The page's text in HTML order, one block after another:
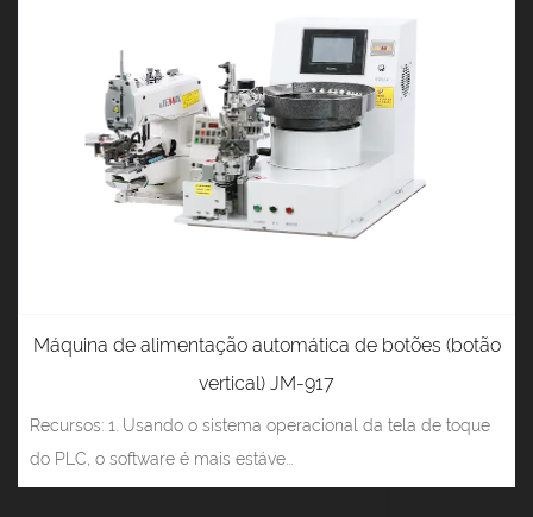
Máquina de alimentação automática de botões (botão
vertical) JM-917
Recursos: 1. Usando o sistema operacional da tela de toque
do PLC, o software é mais estáve...